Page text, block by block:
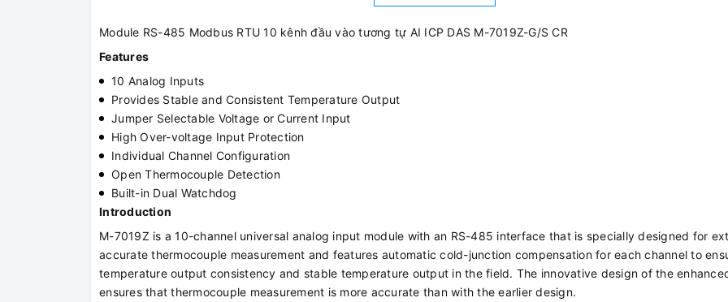
Module RS-485 Modbus RTU 10 kênh đầu vào tương tự AI ICP DAS M-7019Z-G/S CR
Features
10 Analog Inputs
Provides Stable and Consistent Temperature Output
Jumper Selectable Voltage or Current Input
High Over-voltage Input Protection
Individual Channel Configuration
Open Thermocouple Detection
Built-in Dual Watchdog
Introduction
M-7019Z is a 10-channel universal analog input module with an RS-485 interface that is specially designed for
accurate thermocouple measurement and features automatic cold-junction compensation for each channel to
temperature output consistency and stable temperature output in the field. The innovative design of the
ensures that thermocouple measurement is more accurate than with the earlier design.